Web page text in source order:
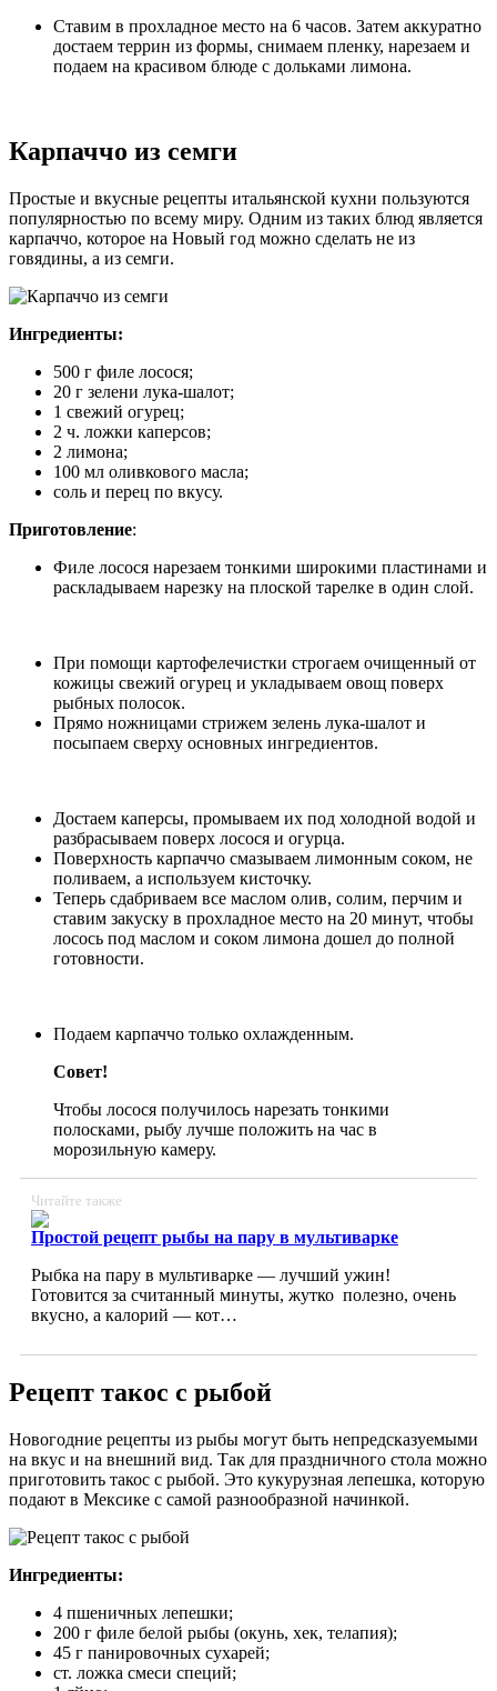
Ставим в прохладное место на 6 часов. Затем аккуратно
достаем террин из формы, снимаем пленку, нарезаем и
подаем на красивом блюде с дольками лимона.
Карпаччо из семги
Простые и вкусные рецепты итальянской кухни пользуются
популярностью по всему миру. Одним из таких блюд является
карпаччо, которое на Новый год можно сделать не из
говядины, а из семги.
Ингредиенты:
500 г филе лосося;
20 г зелени лука-шалот;
1 свежий огурец;
2 ч. ложки каперсов;
2 лимона;
100 мл оливкового масла;
соль и перец по вкусу.
Приготовление:
Филе лосося нарезаем тонкими широкими пластинами и
раскладываем нарезку на плоской тарелке в один слой.
При помощи картофелечистки строгаем очищенный от
кожицы свежий огурец и укладываем овощ поверх
рыбных полосок.
Прямо ножницами стрижем зелень лука-шалот и
посыпаем сверху основных ингредиентов.
Достаем каперсы, промываем их под холодной водой и
разбрасываем поверх лосося и огурца.
Поверхность карпаччо смазываем лимонным соком, не
поливаем, а используем кисточку.
Теперь сдабриваем все маслом олив, солим, перчим и
ставим закуску в прохладное место на 20 минут, чтобы
лосось под маслом и соком лимона дошел до полной
готовности.
Подаем карпаччо только охлажденным.
Совет!
Чтобы лосося получилось нарезать тонкими
полосками, рыбу лучше положить на час в
морозильную камеру.
Читайте также
Простой рецепт рыбы на пару в мультиварке
Рыбка на пару в мультиварке — лучший ужин!
Готовится за считанный минуты, жутко полезно, очень
вкусно, а калорий — кот…
Рецепт такос с рыбой
Новогодние рецепты из рыбы могут быть непредсказуемыми
на вкус и на внешний вид. Так для праздничного стола можно
приготовить такос с рыбой. Это кукурузная лепешка, которую
подают в Мексике с самой разнообразной начинкой.
Ингредиенты:
4 пшеничных лепешки;
200 г филе белой рыбы (окунь, хек, телапия);
45 г панировочных сухарей;
ст. ложка смеси специй;